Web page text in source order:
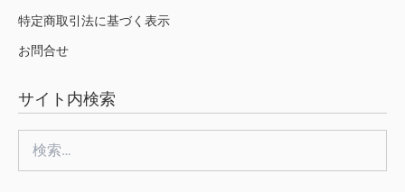
特定商取引法に基づく表示
お問合せ
サイト内検索
索: